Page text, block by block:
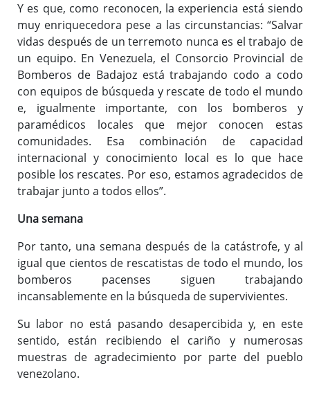
Y es que, como reconocen, la experiencia está siendo
muy enriquecedora pese a las circunstancias: “Salvar
vidas después de un terremoto nunca es el trabajo de
un equipo. En Venezuela, el Consorcio Provincial de
Bomberos de Badajoz está trabajando codo a codo
con equipos de búsqueda y rescate de todo el mundo
e, igualmente importante, con los bomberos y
paramédicos locales que mejor conocen estas
comunidades. Esa combinación de capacidad
internacional y conocimiento local es lo que hace
posible los rescates. Por eso, estamos agradecidos de
trabajar junto a todos ellos”.
Una semana
Por tanto, una semana después de la catástrofe, y al
igual que cientos de rescatistas de todo el mundo, los
bomberos pacenses siguen trabajando
incansablemente en la búsqueda de supervivientes.
Su labor no está pasando desapercibida y, en este
sentido, están recibiendo el cariño y numerosas
muestras de agradecimiento por parte del pueblo
venezolano.